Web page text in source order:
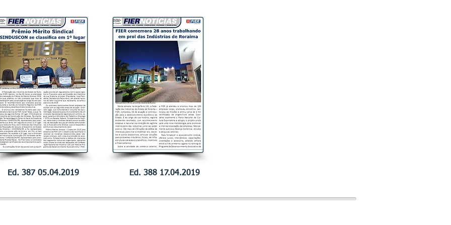
Ed. 387 05.04.2019 Ed. 388 17.04.2019